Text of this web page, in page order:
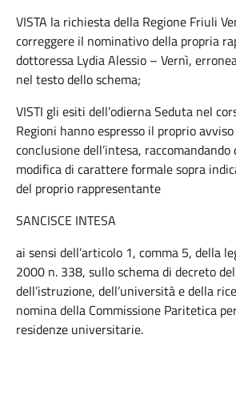
VISTA la richiesta della Regione Friuli
correggere il nominativo della propria
dottoressa Lydia Alessio – Vernì,
nel testo dello schema;
VISTI gli esiti dell’odierna Seduta nel
Regioni hanno espresso il proprio
conclusione dell’intesa,
modifica di carattere formale sopra
del proprio rappresentante
SANCISCE INTESA
ai sensi dell’articolo 1, comma 5, della
2000 n. 338, sullo schema di decreto
dell’istruzione, dell’università e della
nomina della Commissione Paritetica
residenze universitarie.